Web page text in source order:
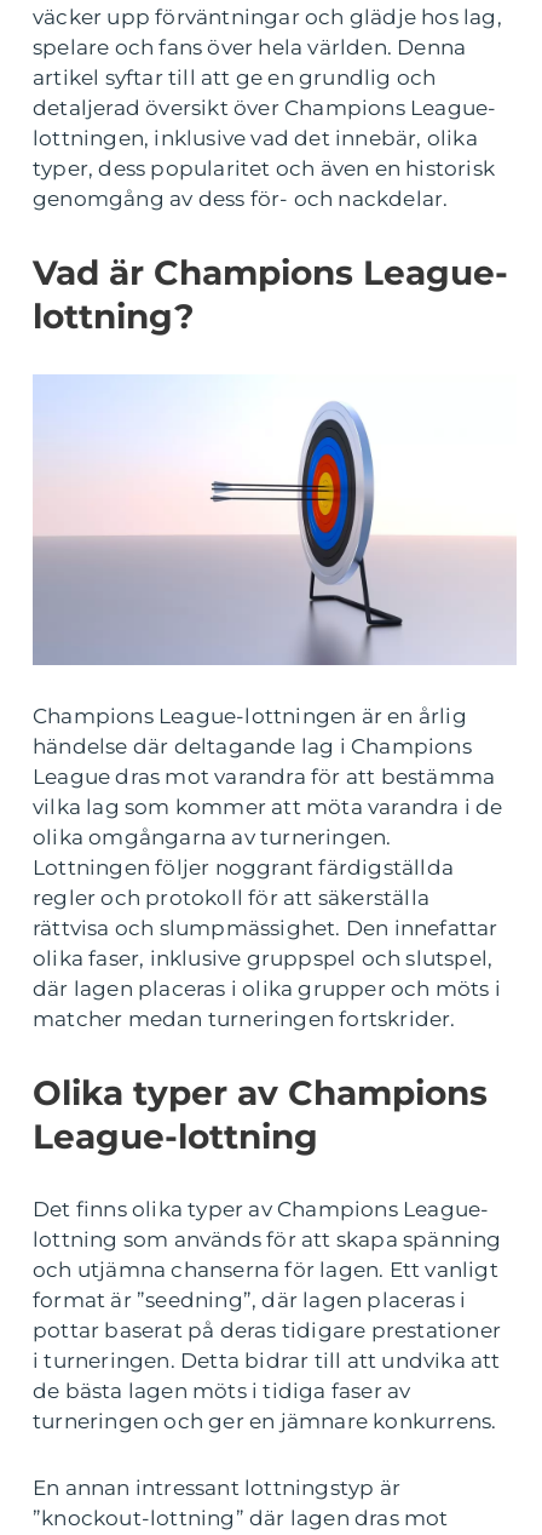
väcker upp förväntningar och glädje hos lag,
spelare och fans över hela världen. Denna
artikel syftar till att ge en grundlig och
detaljerad översikt över Champions League-
lottningen, inklusive vad det innebär, olika
typer, dess popularitet och även en historisk
genomgång av dess för- och nackdelar.
Vad är Champions League-
lottning?
Champions League-lottningen är en årlig
händelse där deltagande lag i Champions
League dras mot varandra för att bestämma
vilka lag som kommer att möta varandra i de
olika omgångarna av turneringen.
Lottningen följer noggrant färdigställda
regler och protokoll för att säkerställa
rättvisa och slumpmässighet. Den innefattar
olika faser, inklusive gruppspel och slutspel,
där lagen placeras i olika grupper och möts i
matcher medan turneringen fortskrider.
Olika typer av Champions
League-lottning
Det finns olika typer av Champions League-
lottning som används för att skapa spänning
och utjämna chanserna för lagen. Ett vanligt
format är ”seedning”, där lagen placeras i
pottar baserat på deras tidigare prestationer
i turneringen. Detta bidrar till att undvika att
de bästa lagen möts i tidiga faser av
turneringen och ger en jämnare konkurrens.
En annan intressant lottningstyp är
”knockout-lottning” där lagen dras mot